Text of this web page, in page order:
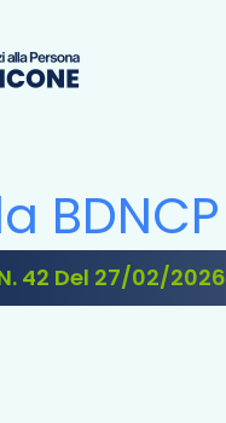
BDNCP
42 Del 27/02/2026